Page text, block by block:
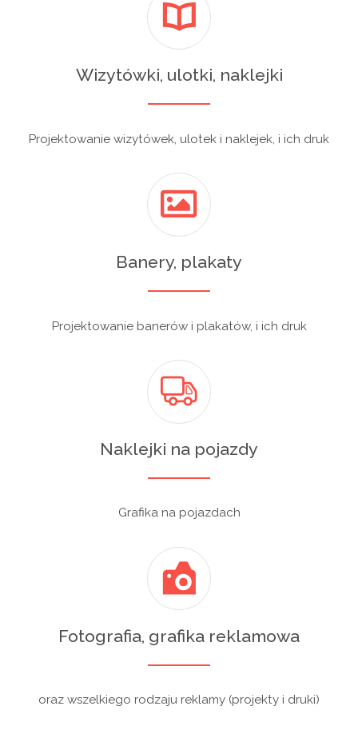
Wizytówki, ulotki, naklejki
Projektowanie wizytówek, ulotek i naklejek, i ich druk
Banery, plakaty
Projektowanie banerów i plakatów, i ich druk
Naklejki na pojazdy
Grafika na pojazdach
Fotografia, grafika reklamowa
oraz wszelkiego rodzaju reklamy (projekty i druki)